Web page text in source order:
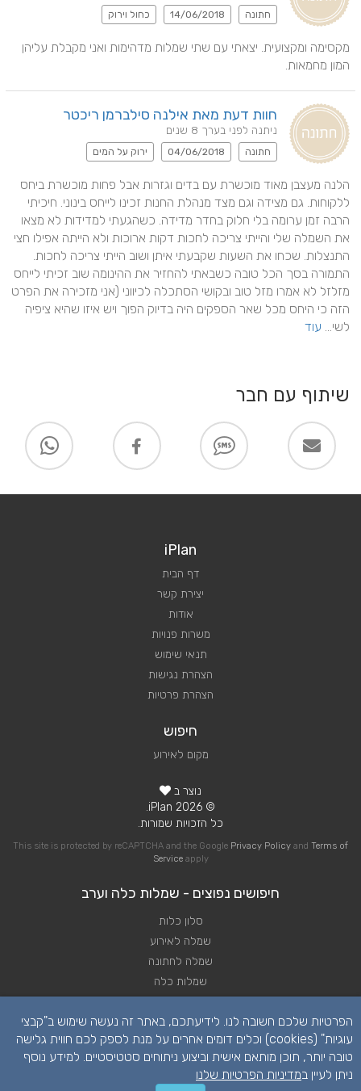
חתונה 14/06/2018 כחול וירוק
המון מחמאות.
חוות דעת מאת אילנה סילברמן ריכטר
ניתנה לפני בערך 8 שנים
חתונה 04/06/2018 ירוק על המים
לשי... עוד
שיתוף עם חבר
iPlan
דף הבית
יצירת קשר
אודות
משרות פנויות
תנאי שימוש
הצהרת נגישות
הצהרת פרטיות
חיפוש
מקום לאירוע
נוצר ב
© 2026 iPlan.
כל הזכויות שמורות.
This site is protected by reCAPTCHA and the Google Privacy Policy and Terms of
Serviceapply
חיפושים נפוצים - שמלות כלה וערב
סלון כלות
שמלה לאירוע
שמלה לחתונה
שמלות כלה
שמלת כלה
הפרטיות שלכם חשובה לנו. לידיעתכם, באתר זה נעשה שימוש ב"קבצי
עוגיות" (cookies) וכלים דומים אחרים על מנת לספק לכם חווית גלישה
טובה יותר, תוכן מותאם אישית וביצוע ניתוחים סטטיסטיים. למידע נוסף
ניתן לעיין במדיניות הפרטיות שלנו